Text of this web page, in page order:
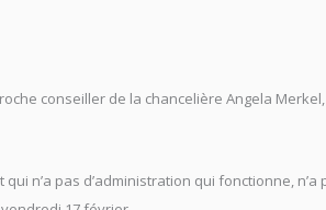
conseiller de la chancelière Angela
n’a pas d’administration qui fonctionne, n’a